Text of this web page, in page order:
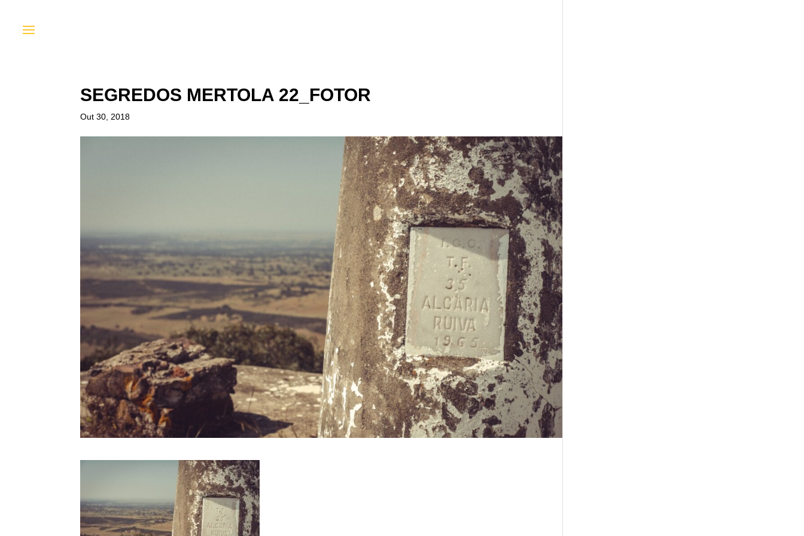
SEGREDOS MERTOLA 22_FOTOR
Out 30, 2018